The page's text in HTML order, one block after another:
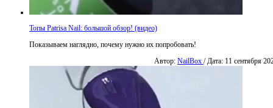
Топы Patrisa Nail: большой обзор! (видео)
Показываем наглядно, почему нужно их попробовать!
Автор: NailBox / Дата: 11 сентября